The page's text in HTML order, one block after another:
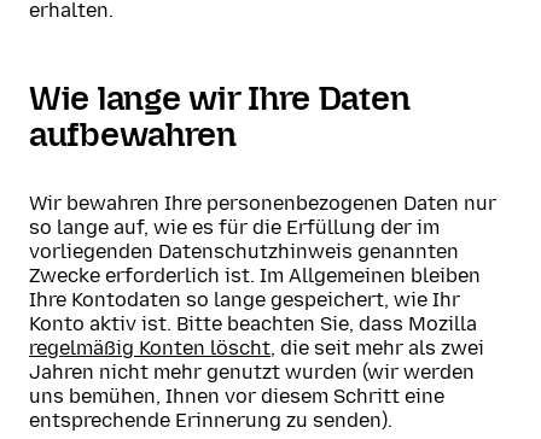
erhalten.
Wie lange wir Ihre Daten
aufbewahren
Wir bewahren Ihre personenbezogenen Daten nur
so lange auf, wie es für die Erfüllung der im
vorliegenden Datenschutzhinweis genannten
Zwecke erforderlich ist. Im Allgemeinen bleiben
Ihre Kontodaten so lange gespeichert, wie Ihr
Konto aktiv ist. Bitte beachten Sie, dass Mozilla
regelmäßig Konten löscht, die seit mehr als zwei
Jahren nicht mehr genutzt wurden (wir werden
uns bemühen, Ihnen vor diesem Schritt eine
entsprechende Erinnerung zu senden).